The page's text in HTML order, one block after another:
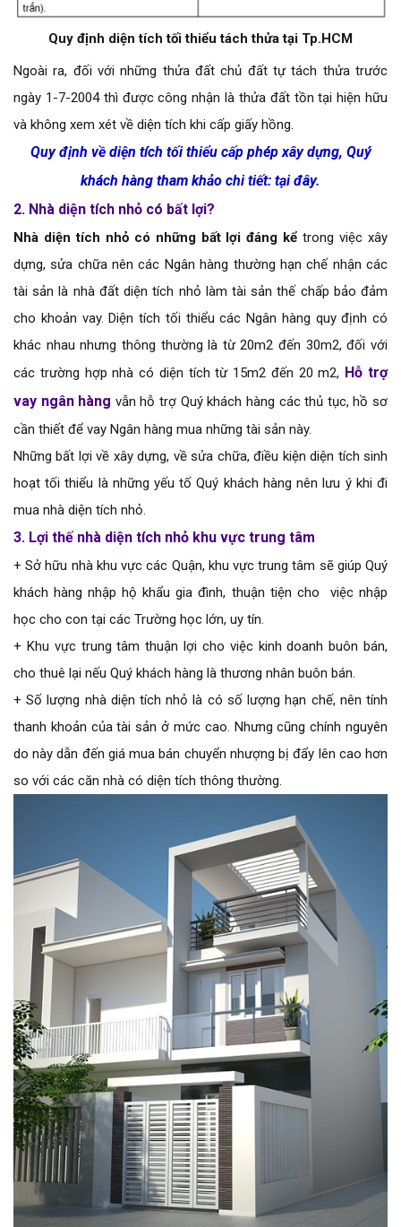
Quy định diện tích tối thiểu tách thửa tại Tp.HCM
Ngoài ra, đối với những thửa đất chủ đất tự tách thửa trước
ngày 1-7-2004 thì được công nhận là thửa đất tồn tại hiện hữu
và không xem xét về diện tích khi cấp giấy hồng.
Quy định về diện tích tối thiểu cấp phép xây dựng, Quý
khách hàng tham khảo chi tiết: tại đây.
2. Nhà diện tích nhỏ có bất lợi?
Nhà diện tích nhỏ có những bất lợi đáng kể trong việc xây
dựng, sửa chữa nên các Ngân hàng thường hạn chế nhận các
tài sản là nhà đất diện tích nhỏ làm tài sản thế chấp bảo đảm
cho khoản vay. Diện tích tối thiểu các Ngân hàng quy định có
khác nhau nhưng thông thường là từ 20m2 đến 30m2, đối với
các trường hợp nhà có diện tích từ 15m2 đến 20 m2, Hỗ trợ
vay ngân hàng vẫn hỗ trợ Quý khách hàng các thủ tục, hồ sơ
cần thiết để vay Ngân hàng mua những tài sản này.
Những bất lợi về xây dựng, về sửa chữa, điều kiện diện tích sinh
hoạt tối thiểu là những yếu tố Quý khách hàng nên lưu ý khi đi
mua nhà diện tích nhỏ.
3. Lợi thế nhà diện tích nhỏ khu vực trung tâm
+ Sở hữu nhà khu vực các Quận, khu vực trung tâm sẽ giúp Quý
khách hàng nhập hộ khẩu gia đình, thuận tiện cho việc nhập
học cho con tại các Trường học lớn, uy tín.
+ Khu vực trung tâm thuận lợi cho việc kinh doanh buôn bán,
cho thuê lại nếu Quý khách hàng là thương nhân buôn bán.
+ Số lượng nhà diện tích nhỏ là có số lượng hạn chế, nên tính
thanh khoản của tài sản ở mức cao. Nhưng cũng chính nguyên
do này dẫn đến giá mua bán chuyển nhượng bị đẩy lên cao hơn
so với các căn nhà có diện tích thông thường.